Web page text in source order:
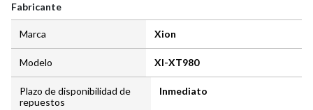
Fabricante
Marca Xion
Modelo XI-XT980
Plazo de disponibilidad de
repuestos
Inmediato